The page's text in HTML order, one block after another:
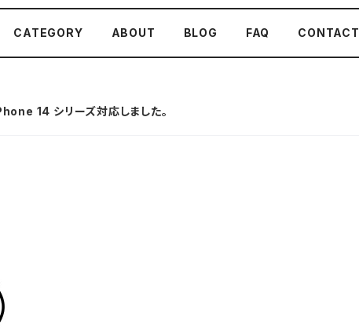
CATEGORY ABOUT BLOG FAQ CONTACT
14 シリーズ対応しました。